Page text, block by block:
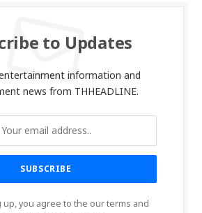
to Updates
information and
news from THHEADLINE.
up, you agree to the our terms and